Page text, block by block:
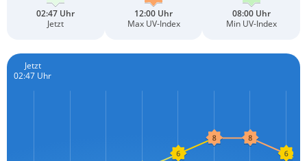
02:47 Uhr
Jetzt
12:00 Uhr
Max UV-Index
08:00 Uhr
Min UV-Index
Jetzt
02:47 Uhr